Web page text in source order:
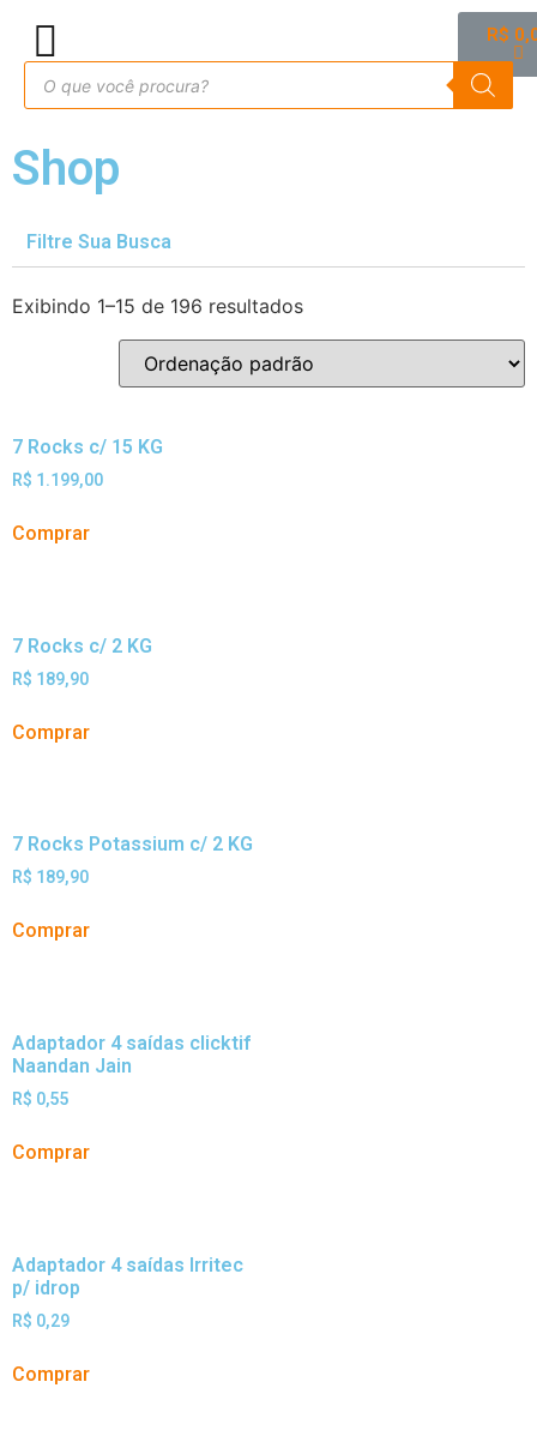
R$
Shop
Filtre Sua Busca
Exibindo 1–15 de 196 resultados
7 Rocks c/ 15 KG
R$ 1.199,00
Comprar
7 Rocks c/ 2 KG
R$ 189,90
Comprar
7 Rocks Potassium c/ 2 KG
R$ 189,90
Comprar
Adaptador 4 saídas clicktif
Naandan Jain
R$ 0,55
Comprar
Adaptador 4 saídas Irritec
p/ idrop
R$ 0,29
Comprar